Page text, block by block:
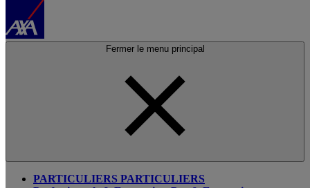
Fermer le menu principal
PARTICULIERS PARTICULIERS